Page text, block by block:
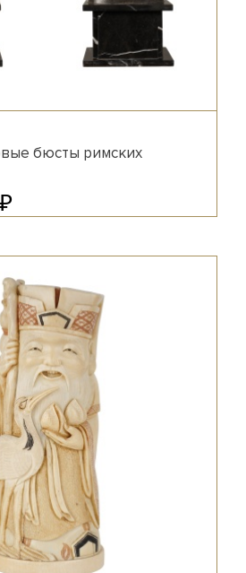
бюсты римских
₽